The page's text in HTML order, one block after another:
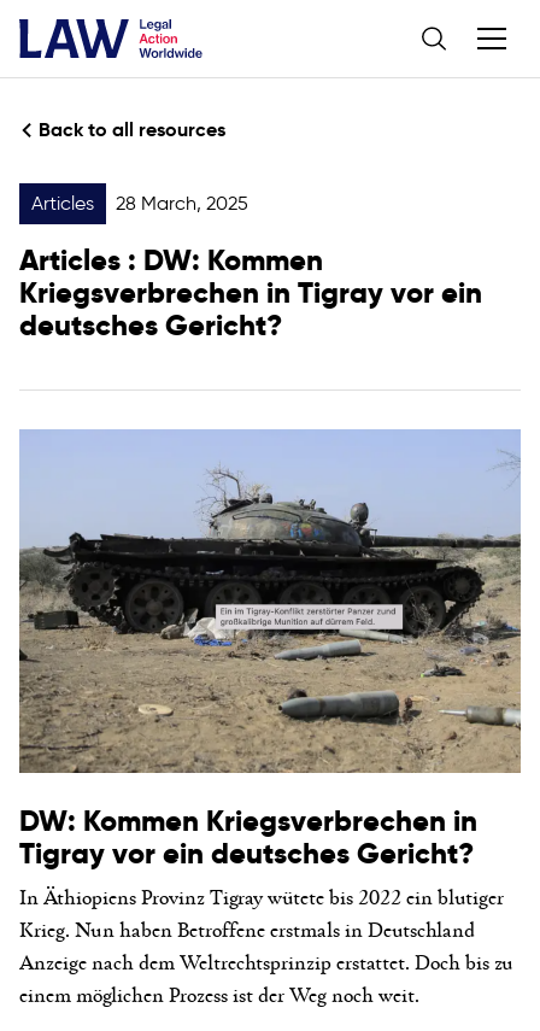
Back to all resources
Articles 28 March, 2025
Articles : DW: Kommen
Kriegsverbrechen in Tigray vor ein
deutsches Gericht?
DW: Kommen Kriegsverbrechen in
Tigray vor ein deutsches Gericht?
In Äthiopiens Provinz Tigray wütete bis 2022 ein blutiger
Krieg. Nun haben Betroffene erstmals in Deutschland
Anzeige nach dem Weltrechtsprinzip erstattet. Doch bis zu
einem möglichen Prozess ist der Weg noch weit.